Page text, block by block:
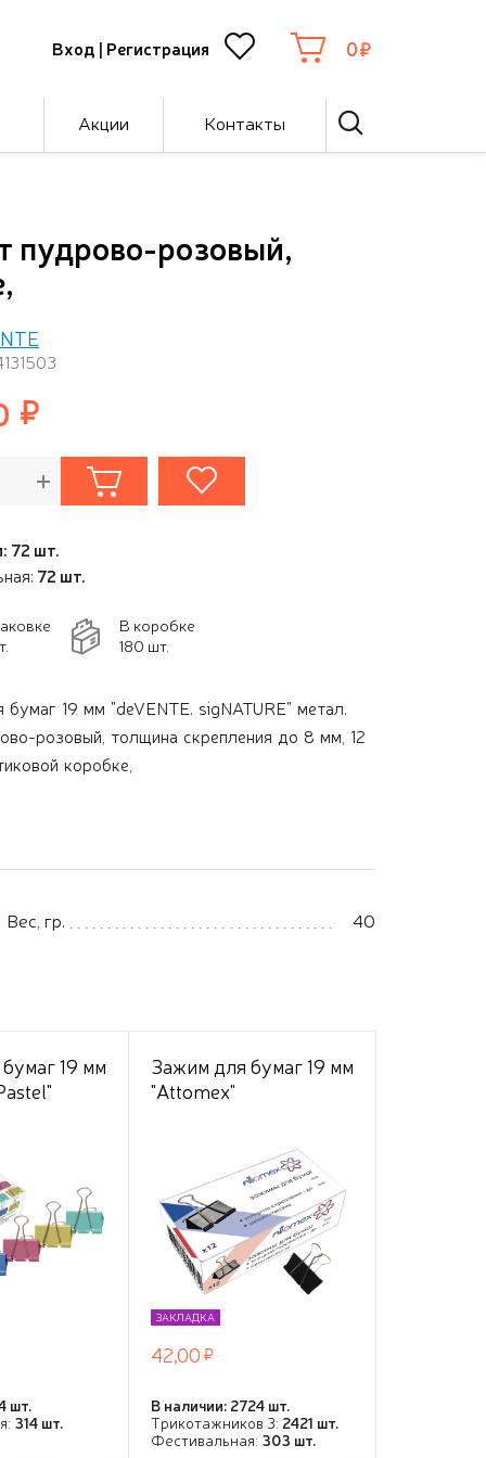
Вход | Регистрация 0
Акции Контакты
пудрово-розовый,
72 шт.
72 шт.
В коробке
180 шт.
19 мм "deVENTE. sigNATURE" метал.
розовый, толщина скрепления до 8 мм, 12
коробке,
Вес, гр. 40
19 мм
шт.
314 шт.
Зажим для бумаг 19 мм
"Attomex"
до 7 мм, черный,
ЗАКЛАДКА
42,00
В наличии: 2724 шт.
Трикотажников 3: 2421 шт.
Фестивальная: 303 шт.